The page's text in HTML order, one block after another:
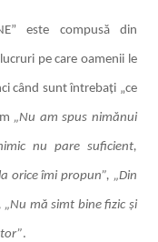
este compusă din
pe care oamenii le
când sunt întrebați „ce
„Nu am spus nimănui
nu pare suficient,
orice îmi propun”, „Din
mă simt bine fizic și
.